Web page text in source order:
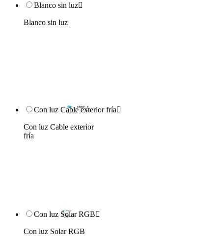
Blanco sin luz
Blanco sin luz
Con luz Cable exterior fría
Con luz Cable exterior
fría
Con luz Solar RGB
Con luz Solar RGB